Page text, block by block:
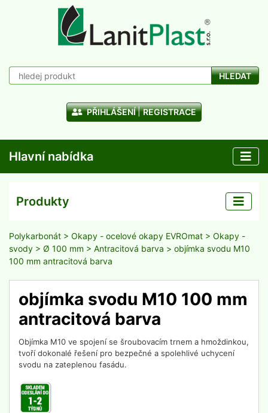
HLEDAT
PŘIHLÁŠENÍ REGISTRACE
Hlavní nabídka
Produkty
Polykarbonát > Okapy - ocelové okapy EVROmat > Okapy -
svody > Ø 100 mm > Antracitová barva > objímka svodu M10
100 mm antracitová barva
objímka svodu M10 100 mm
antracitová barva
Objímka M10 ve spojení se šroubovacím trnem a hmoždinkou,
tvoří dokonalé řešení pro bezpečné a spolehlivé uchycení
svodu na zateplenou fasádu.